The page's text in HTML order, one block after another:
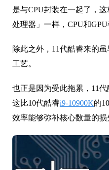
是与CPU封装在一起了，
处理器」一样，CPU和GPU
除此之外，11代酷睿来的
工艺。
也正是因为受此拖累，11
这比10代酷睿i9-10900K的
效率能够弥补核心数量的损